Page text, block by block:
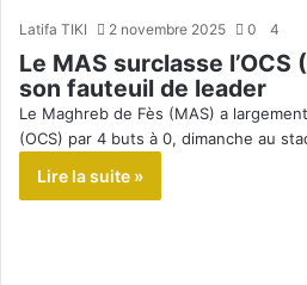
Latifa TIKI 2 novembre 2025 0 4
Le MAS surclasse
son fauteuil de leader
Le Maghreb de Fès (MAS) a
(OCS) par 4 buts à 0, dimanche au
Lire la suite »